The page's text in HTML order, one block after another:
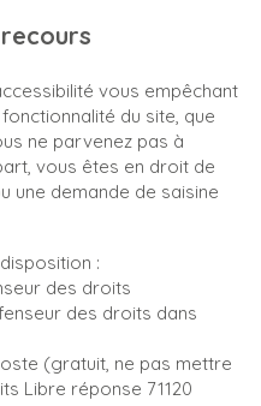
vous empêchant
du site, que
ne parvenez pas à
vous êtes en droit de
une demande de saisine
:
des droits
des droits dans
(gratuit, ne pas mettre
Libre réponse 71120